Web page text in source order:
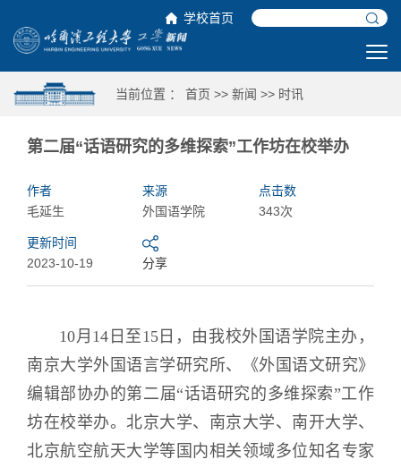
学校首页
当前位置 ： 首页 >> 新闻 >> 时讯
第二届“话语研究的多维探索”工作坊在校举办
作者
毛延生
来源
外国语学院
点击数
343次
更新时间
2023-10-19
分享
10月14日至15日， 由我校外国语学院主办，
南京大学外国语言学研究所、《外国语文研究》
编辑部协办的第二届“话语研究的多维探索”工作
坊在校举办。北京大学、南京大学、南开大学、
北京航空航天大学等国内相关领域多位知名专家